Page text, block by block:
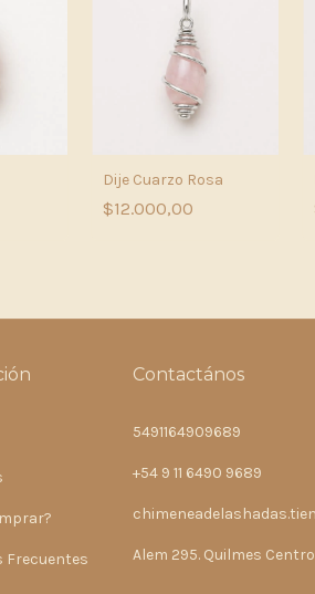
Dije Cuarzo Rosa
$12.000,00
Frecuentes
Contactános
5491164909689
+54 9 11 6490 9689
Alem 295. Quilmes Centro